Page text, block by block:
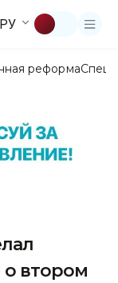
РУ
реформа
втором